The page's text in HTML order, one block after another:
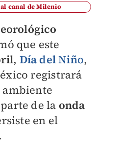
canal de Milenio
que este
, Día del Niño,
registrará
ambiente
de la onda
en el